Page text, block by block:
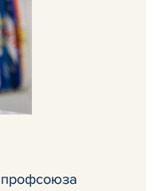
профсоюза